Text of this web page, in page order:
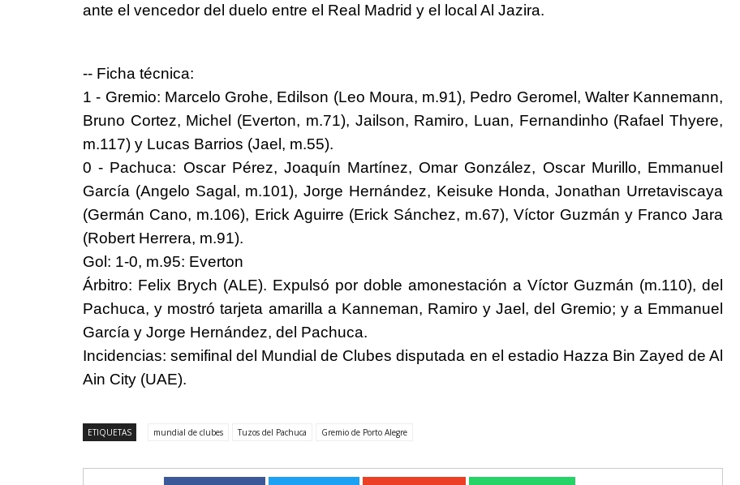
ante el vencedor del duelo entre el Real Madrid y el local Al Jazira.
-- Ficha técnica:
1 - Gremio: Marcelo Grohe, Edilson (Leo Moura, m.91), Pedro Geromel, Walter Kannemann,
Bruno Cortez, Michel (Everton, m.71), Jailson, Ramiro, Luan, Fernandinho (Rafael Thyere,
m.117) y Lucas Barrios (Jael, m.55).
0 - Pachuca: Oscar Pérez, Joaquín Martínez, Omar González, Oscar Murillo, Emmanuel
García (Angelo Sagal, m.101), Jorge Hernández, Keisuke Honda, Jonathan Urretaviscaya
(Germán Cano, m.106), Erick Aguirre (Erick Sánchez, m.67), Víctor Guzmán y Franco Jara
(Robert Herrera, m.91).
Gol: 1-0, m.95: Everton
Árbitro: Felix Brych (ALE). Expulsó por doble amonestación a Víctor Guzmán (m.110), del
Pachuca, y mostró tarjeta amarilla a Kanneman, Ramiro y Jael, del Gremio; y a Emmanuel
García y Jorge Hernández, del Pachuca.
Incidencias: semifinal del Mundial de Clubes disputada en el estadio Hazza Bin Zayed de Al
Ain City (UAE).
ETIQUETAS mundial de clubes Tuzos del Pachuca Gremio de Porto Alegre